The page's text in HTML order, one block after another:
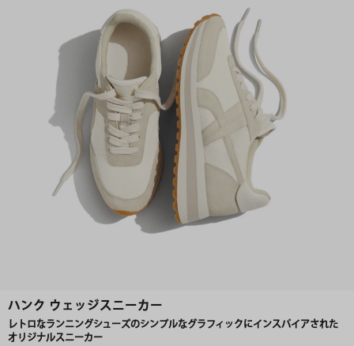
ハンク ウェッジスニーカー
レトロなランニングシューズのシンプルなグラフィックにインスパイアされた
オリジナルスニーカー